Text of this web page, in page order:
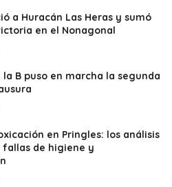
a Huracán Las Heras y sumó
en el Nonagonal
la B puso en marcha la segunda
en Pringles: los análisis
fallas de higiene y